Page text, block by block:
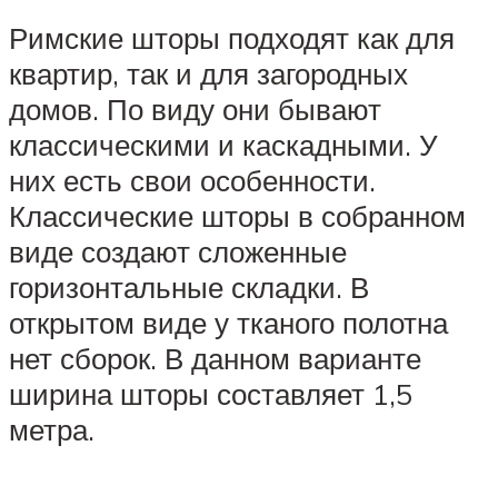
Римские шторы подходят как для
квартир, так и для загородных
домов. По виду они бывают
классическими и каскадными. У
них есть свои особенности.
Классические шторы в собранном
виде создают сложенные
горизонтальные складки. В
открытом виде у тканого полотна
нет сборок. В данном варианте
ширина шторы составляет 1,5
метра.